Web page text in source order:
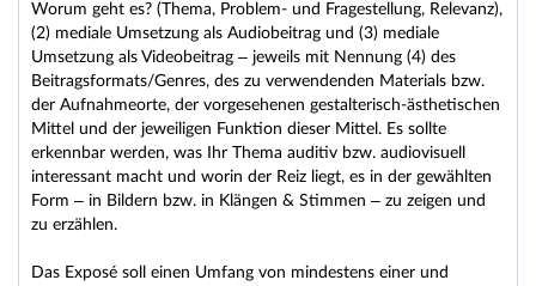
Worum geht es? (Thema, Problem- und Fragestellung, Relevanz),
(2) mediale Umsetzung als Audiobeitrag und (3) mediale
Umsetzung als Videobeitrag – jeweils mit Nennung (4) des
Beitragsformats/Genres, des zu verwendenden Materials bzw.
der Aufnahmeorte, der vorgesehenen gestalterisch-ästhetischen
Mittel und der jeweiligen Funktion dieser Mittel. Es sollte
erkennbar werden, was Ihr Thema auditiv bzw. audiovisuell
interessant macht und worin der Reiz liegt, es in der gewählten
Form – in Bildern bzw. in Klängen & Stimmen – zu zeigen und
zu erzählen.
Das Exposé soll einen Umfang von mindestens einer und